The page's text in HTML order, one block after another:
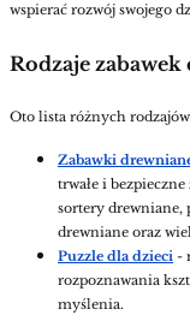
wspierać rozwój swojego
Rodzaje
Oto lista różnych
Zabawki
trwałe i
sortery drewniane,
drewniane oraz
Puzzle dla dzieci -
rozpoznawania
myślenia.